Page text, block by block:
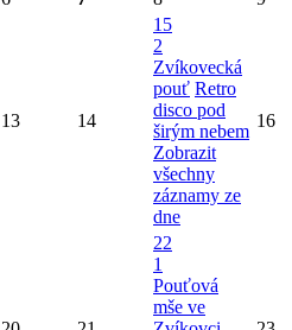
13 14
15
2
Zvíkovecká
pouť Retro
disco pod
širým nebem
Zobrazit
všechny
záznamy ze
dne
16
22
1
Pouťová
mše ve